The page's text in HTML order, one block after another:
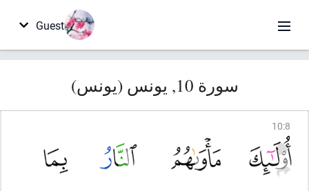
Guest
سورة 10, يونس (يونس)
10:8